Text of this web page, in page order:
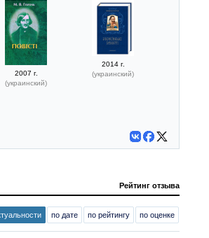
2007 г.
(украинский)
2014 г.
(украинский)
Рейтинг отзыва
по дате по рейтингу по оценке